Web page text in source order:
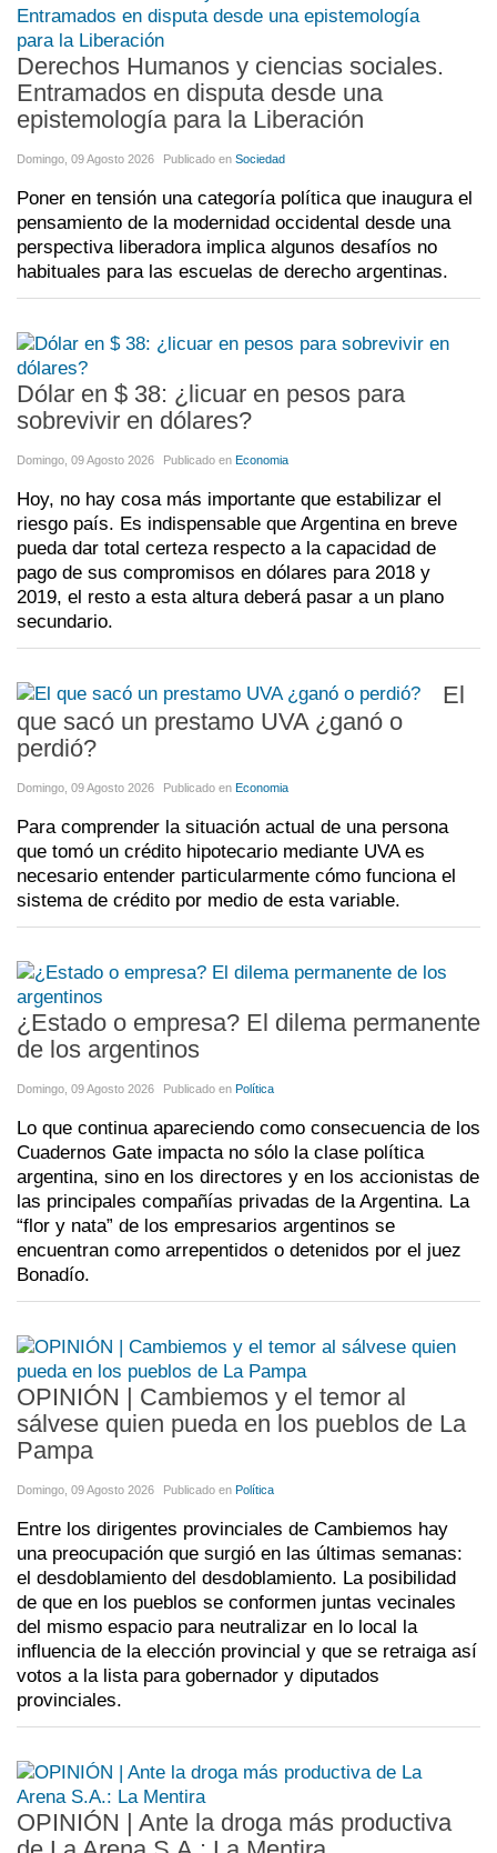
Derechos Humanos y ciencias sociales.
Entramados en disputa desde una
epistemología para la Liberación
Domingo, 09 Agosto 2026 Publicado en Sociedad
Poner en tensión una categoría política que inaugura el
pensamiento de la modernidad occidental desde una
perspectiva liberadora implica algunos desafíos no
habituales para las escuelas de derecho argentinas.
Dólar en $ 38: ¿licuar en pesos para
sobrevivir en dólares?
Domingo, 09 Agosto 2026 Publicado en Economia
Hoy, no hay cosa más importante que estabilizar el
riesgo país. Es indispensable que Argentina en breve
pueda dar total certeza respecto a la capacidad de
pago de sus compromisos en dólares para 2018 y
2019, el resto a esta altura deberá pasar a un plano
secundario.
El
que sacó un prestamo UVA ¿ganó o
perdió?
Domingo, 09 Agosto 2026 Publicado en Economia
Para comprender la situación actual de una persona
que tomó un crédito hipotecario mediante UVA es
necesario entender particularmente cómo funciona el
sistema de crédito por medio de esta variable.
¿Estado o empresa? El dilema permanente
de los argentinos
Domingo, 09 Agosto 2026 Publicado en Política
Lo que continua apareciendo como consecuencia de los
Cuadernos Gate impacta no sólo la clase política
argentina, sino en los directores y en los accionistas de
las principales compañías privadas de la Argentina. La
“flor y nata” de los empresarios argentinos se
encuentran como arrepentidos o detenidos por el juez
Bonadío.
OPINIÓN | Cambiemos y el temor al
sálvese quien pueda en los pueblos de La
Pampa
Domingo, 09 Agosto 2026 Publicado en Política
Entre los dirigentes provinciales de Cambiemos hay
una preocupación que surgió en las últimas semanas:
el desdoblamiento del desdoblamiento. La posibilidad
de que en los pueblos se conformen juntas vecinales
del mismo espacio para neutralizar en lo local la
influencia de la elección provincial y que se retraiga así
votos a la lista para gobernador y diputados
provinciales.
OPINIÓN | Ante la droga más productiva